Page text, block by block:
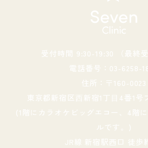
受付時間 9:30-19:30 （最終受
電話番号：03-6258-
住所：〒160-0023
東京都新宿区⻄新宿1丁⽬4番1号
(1階にカラオケビッグエコー、4階
ルです。)
JR線 新宿駅西口 徒歩